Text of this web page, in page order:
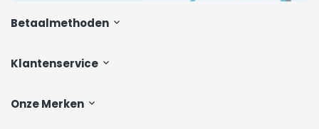
Klantenservice
Onze Merken
Betaalmethoden